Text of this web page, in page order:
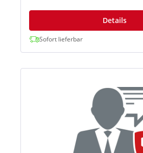
Details
Sofort lieferbar